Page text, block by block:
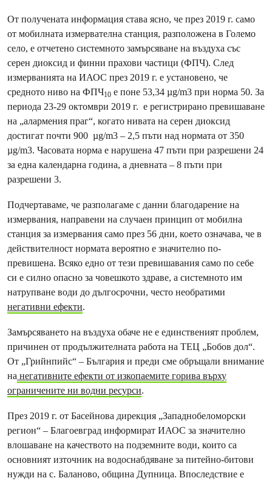
От получената информация става ясно, че през 2019 г. само
от мобилната измервателна станция, разположена в Големо
село, е отчетено системното замърсяване на въздуха със
серен диоксид и финни прахови частици (ФПЧ). След
измерванията на ИАОС през 2019 г. е установено, че
средното ниво на ФПЧ10 е поне 53,34 µg/m3 при норма 50. За
периода 23-29 октомври 2019 г. е регистрирано превишаване
на „алармения праг“, когато нивата на серен диоксид
достигат почти 900 µg/m3 – 2,5 пъти над нормата от 350
µg/m3. Часовата норма е нарушена 47 пъти при разрешени 24
за една календарна година, а дневната – 8 пъти при
разрешени 3.
Подчертаваме, че разполагаме с данни благодарение на
измервания, направени на случаен принцип от мобилна
станция за измервания само през 56 дни, което означава, че в
действителност нормата вероятно е значително по-
превишена. Всяко едно от тези превишавания само по себе
си е силно опасно за човешкото здраве, а системното им
натрупване води до дългосрочни, често необратими
негативни ефекти.
Замърсяването на въздуха обаче не е единственият проблем,
причинен от продължителната работа на ТЕЦ „Бобов дол“.
От „Грийнпийс“ – България и преди сме обръщали внимание
на негативните ефекти от изкопаемите горива върху
ограничените ни водни ресурси.
През 2019 г. от Басейнова дирекция „Западнобеломорски
регион“ – Благоевград информират ИАОС за значително
влошаване на качеството на подземните води, които са
основният източник на водоснабдяване за питейно-битови
нужди на с. Баланово, община Дупница. Впоследствие е